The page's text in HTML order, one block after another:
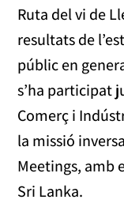
Ruta del vi de
resultats de
públic en
s’ha participat
Comerç i
la missió
Meetings, amb
Sri Lanka.